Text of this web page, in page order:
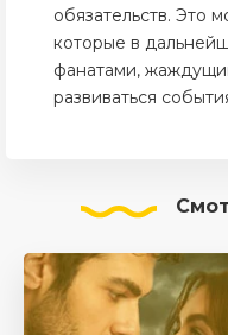
обязательств. Это
которые в
фанатами,
развиваться